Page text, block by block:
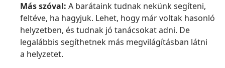
Más szóval: A barátaink tudnak nekünk segíteni,
feltéve, ha hagyjuk. Lehet, hogy már voltak hasonló
helyzetben, és tudnak jó tanácsokat adni. De
legalábbis segíthetnek más megvilágításban látni
a helyzetet.